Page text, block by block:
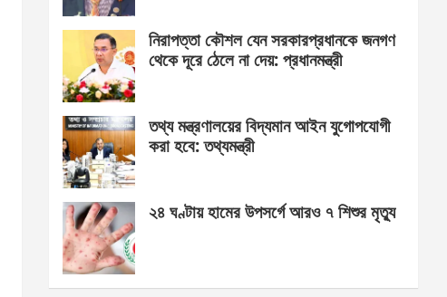
নিরাপত্তা কৌশল যেন সরকারপ্রধানকে জনগণ
থেকে দূরে ঠেলে না দেয়: প্রধানমন্ত্রী
তথ্য মন্ত্রণালয়ের বিদ্যমান আইন যুগোপযোগী
করা হবে: তথ্যমন্ত্রী
২৪ ঘণ্টায় হামের উপসর্গে আরও ৭ শিশুর মৃত্যু